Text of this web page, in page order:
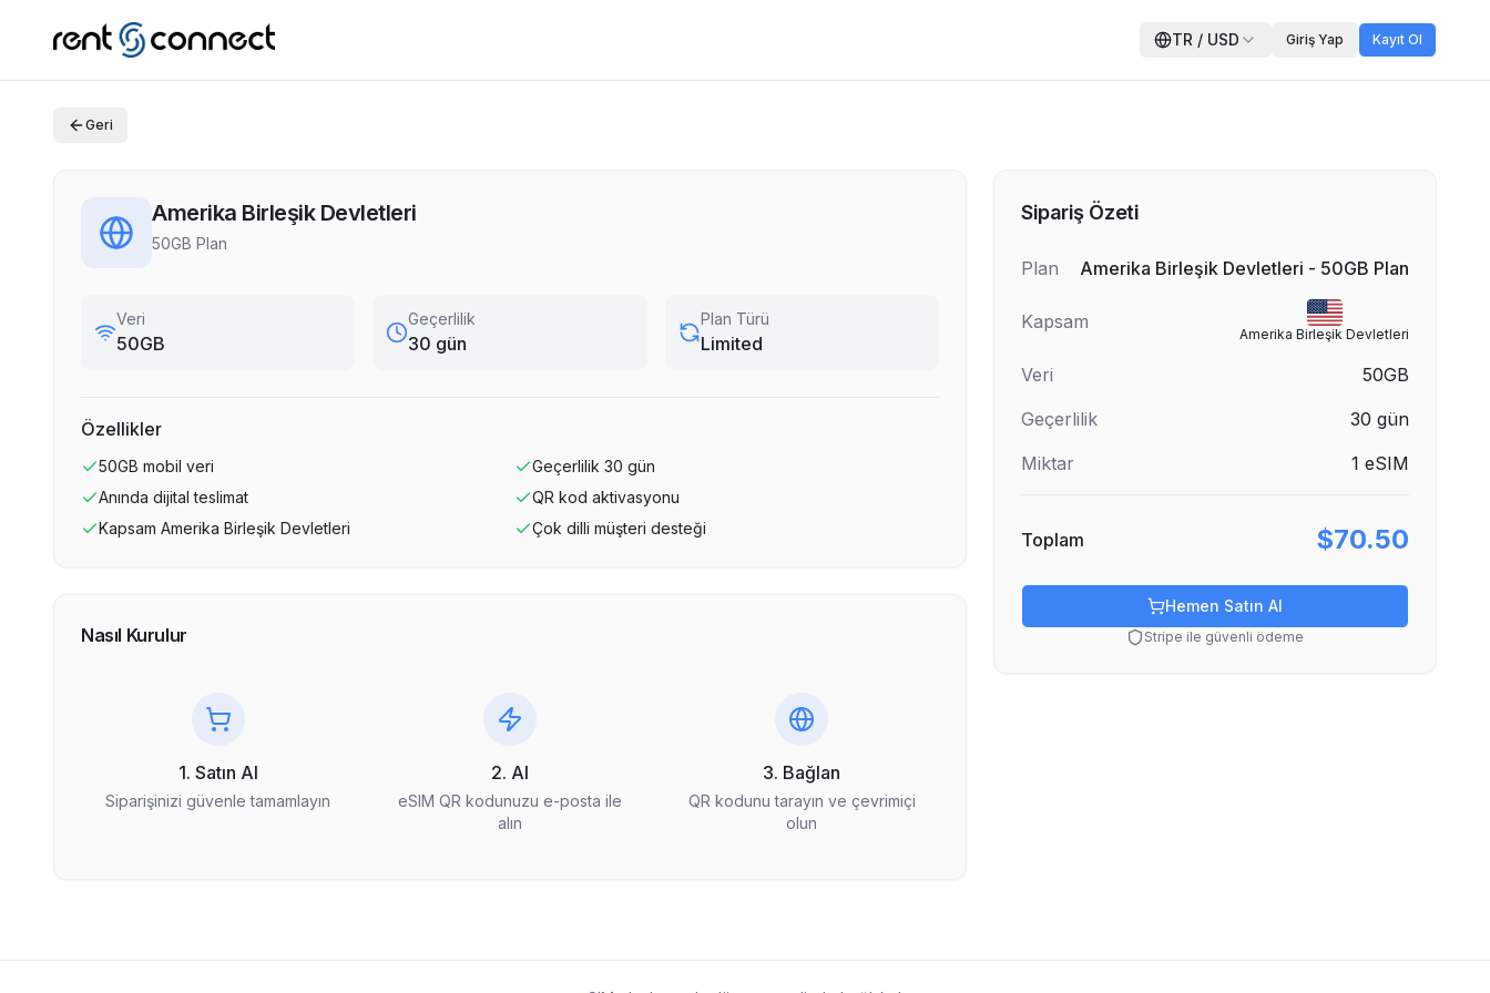
TR / USD Giriş Yap Kayıt Ol
Geri
Amerika Birleşik Devletleri
50GB Plan
Veri
50GB
Geçerlilik
30 gün
Plan Türü
Limited
Özellikler
50GB mobil veri Geçerlilik 30 gün
Anında dijital teslimat
QR kod aktivasyonu
Kapsam Amerika Birleşik Devletleri Çok dilli müşteri desteği
Nasıl Kurulur
1. Satın Al
Siparişinizi güvenle tamamlayın
2. Al
eSIM QR kodunuzu e-posta ile
alın
3. Bağlan
QR kodunu tarayın ve çevrimiçi
olun
Sipariş Özeti
Plan Amerika Birleşik Devletleri - 50GB Plan
Kapsam
Amerika Birleşik Devletleri
Veri
50GB
Geçerlilik
30 gün
Miktar
1 eSIM
Toplam $70.50
Hemen Satın Al
Stripe ile güvenli ödeme